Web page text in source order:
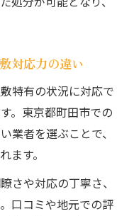
対応力の違い
特有の状況に対応で
。東京都町田市での
業者を選ぶことで、
ます。
さや対応の丁寧さ、
口コミや地元での評